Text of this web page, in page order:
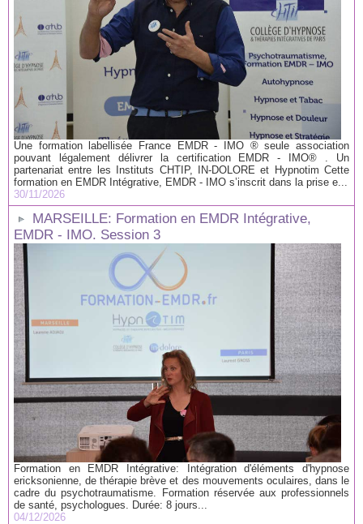
Une formation labellisée France EMDR - IMO ® seule association
pouvant légalement délivrer la certification EMDR - IMO® . Un
partenariat entre les Instituts CHTIP, IN-DOLORE et Hypnotim Cette
formation en EMDR Intégrative, EMDR - IMO s’inscrit dans la prise e...
30/11/2026
MARSEILLE: Formation en EMDR Intégrative,
EMDR - IMO. Session 3
Formation en EMDR Intégrative: Intégration d'éléments d'hypnose
ericksonienne, de thérapie brève et des mouvements oculaires, dans le
cadre du psychotraumatisme. Formation réservée aux professionnels
de santé, psychologues. Durée: 8 jours...
04/12/2026